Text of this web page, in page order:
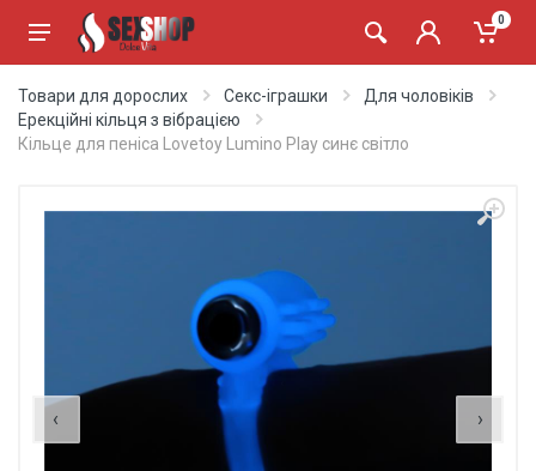
0
Товари для дорослих Секс-іграшки
Для чоловіків
Ерекційні кільця з вібрацією
Кільце для пеніса Lovetoy Lumino Play синє світло
‹ ›